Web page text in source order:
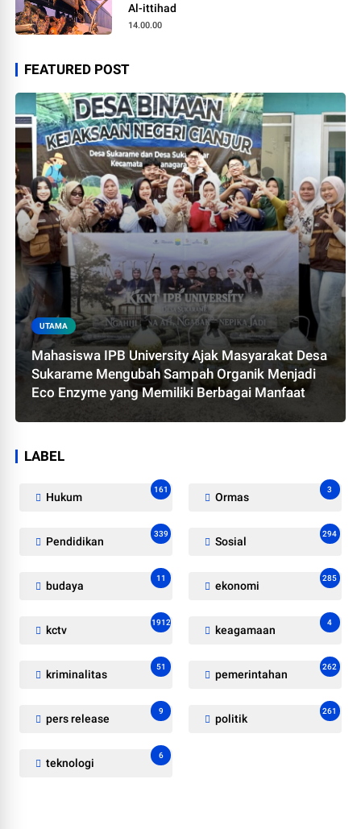
Al-ittihad
14.00.00
FEATURED POST
UTAMA
Mahasiswa IPB University Ajak Masyarakat Desa
Sukarame Mengubah Sampah Organik Menjadi
Eco Enzyme yang Memiliki Berbagai Manfaat
LABEL
Hukum
161
Ormas
3
Pendidikan
339
Sosial
294
budaya
11
ekonomi
285
kctv
1912
keagamaan
4
kriminalitas
51
pemerintahan
262
pers release
9
politik
261
teknologi
6